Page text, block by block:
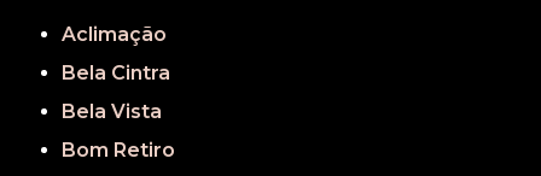
Aclimação
Bela Cintra
Bela Vista
Bom Retiro